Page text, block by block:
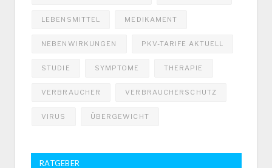
LEBENSMITTEL MEDIKAMENT
NEBENWIRKUNGEN PKV-TARIFE AKTUELL
STUDIE SYMPTOME THERAPIE
VERBRAUCHER VERBRAUCHERSCHUTZ
VIRUS ÜBERGEWICHT
RATGEBER